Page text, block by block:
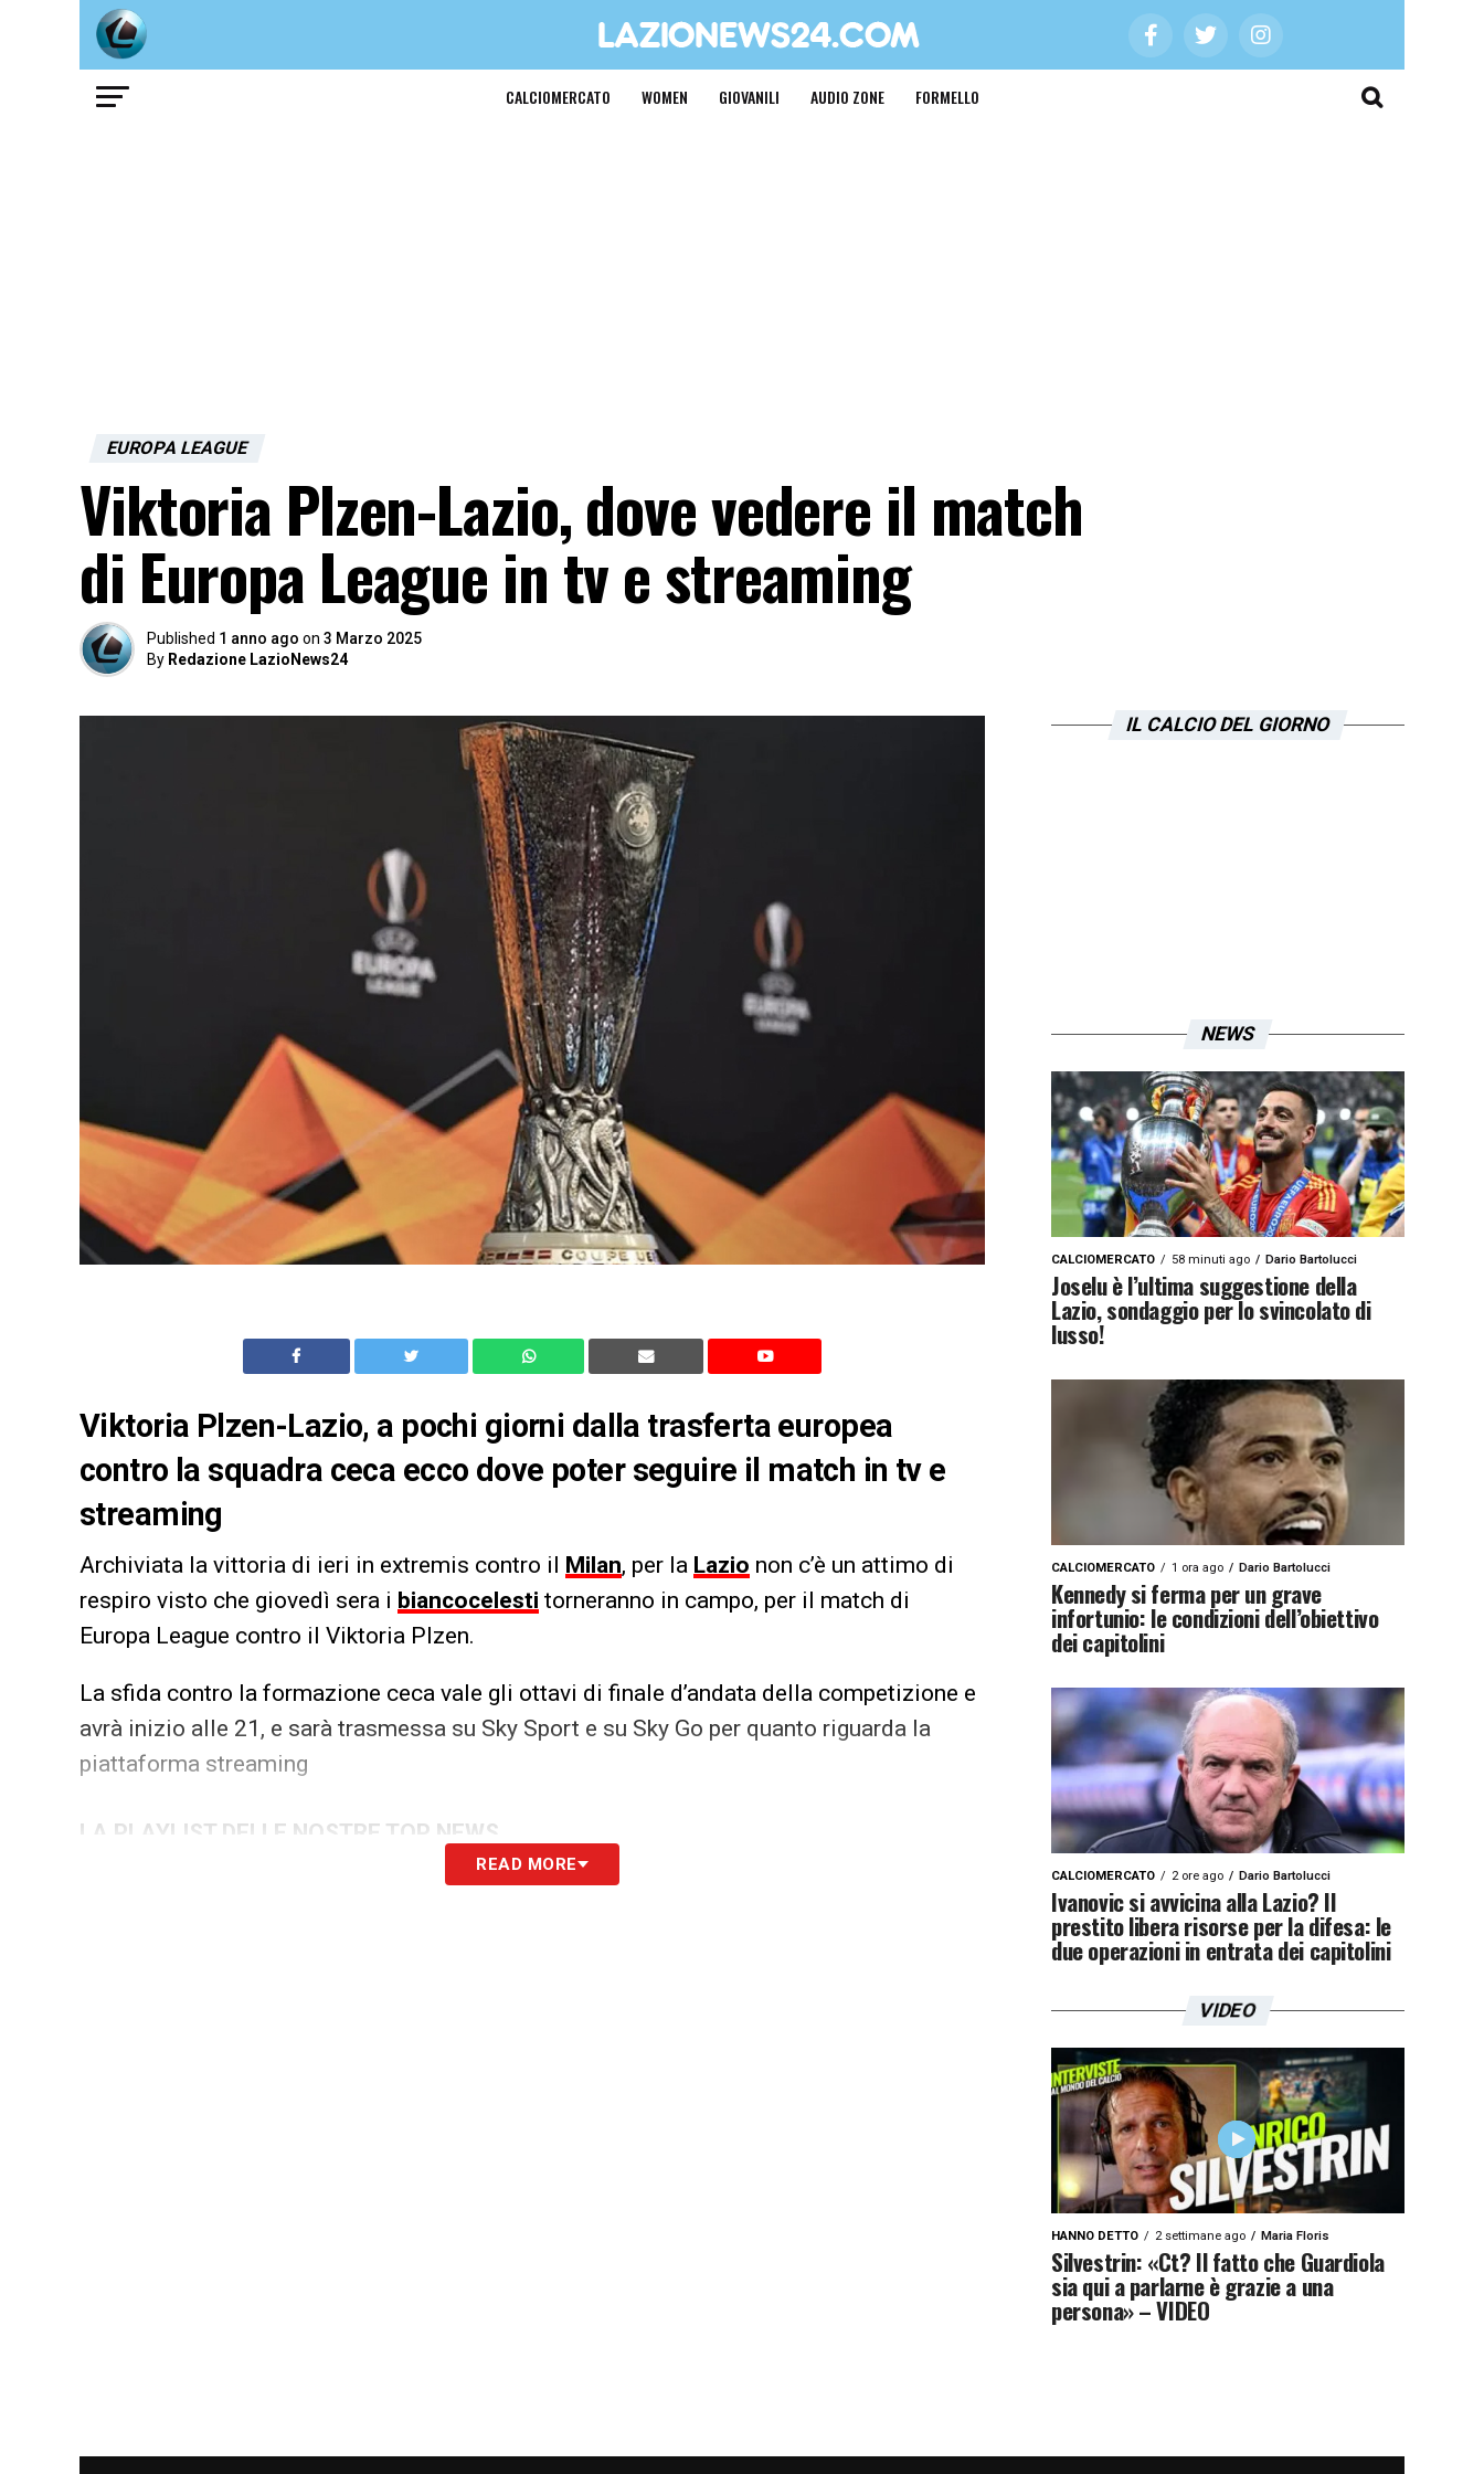
CALCIOMERCATO WOMEN GIOVANILI AUDIO ZONE FORMELLO
EUROPA LEAGUE
Viktoria Plzen-Lazio, dove vedere il match
di Europa League in tv e streaming
Published 1 anno ago on 3 Marzo 2025
By Redazione LazioNews24
Viktoria Plzen-Lazio, a pochi giorni dalla trasferta europea
contro la squadra ceca ecco dove poter seguire il match in tv e
streaming
Archiviata la vittoria di ieri in extremis contro il Milan, per la Lazio non c’è un attimo di
respiro visto che giovedì sera i biancocelesti torneranno in campo, per il match di
Europa League contro il Viktoria Plzen.
La sfida contro la formazione ceca vale gli ottavi di finale d’andata della competizione e
avrà inizio alle 21, e sarà trasmessa su Sky Sport e su Sky Go per quanto riguarda la
piattaforma streaming
LA PLAYLIST DELLE NOSTRE TOP NEWS
READ MORE
IL CALCIO DEL GIORNO
NEWS
CALCIOMERCATO 58 minuti ago Dario Bartolucci
Joselu è l’ultima suggestione della
Lazio, sondaggio per lo svincolato di
lusso!
CALCIOMERCATO 1 ora ago Dario Bartolucci
Kennedy si ferma per un grave
infortunio: le condizioni dell’obiettivo
dei capitolini
CALCIOMERCATO 2 ore ago Dario Bartolucci
Ivanovic si avvicina alla Lazio? Il
prestito libera risorse per la difesa: le
due operazioni in entrata dei capitolini
VIDEO
HANNO DETTO 2 settimane ago Maria Floris
Silvestrin: «Ct? Il fatto che Guardiola
sia qui a parlarne è grazie a una
persona» – VIDEO